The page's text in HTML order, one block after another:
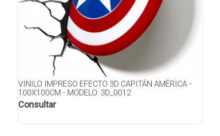
VINILO IMPRESO EFECTO 3D CAPITÁN AMÉRICA -
100X100CM - MODELO: 3D_0012
Consultar